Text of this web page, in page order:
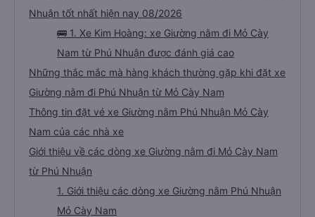
Nhuận tốt nhất hiện nay 08/2026
🚌 1. Xe Kim Hoàng: xe Giường nằm đi Mỏ Cày
Nam từ Phú Nhuận được đánh giá cao
Những thắc mắc mà hàng khách thường gặp khi đặt xe
Giường nằm đi Phú Nhuận từ Mỏ Cày Nam
Thông tin đặt vé xe Giường nằm Phú Nhuận Mỏ Cày
Nam của các nhà xe
Giới thiệu về các dòng xe Giường nằm đi Mỏ Cày Nam
từ Phú Nhuận
1. Giới thiệu các dòng xe Giường nằm Phú Nhuận
Mỏ Cày Nam